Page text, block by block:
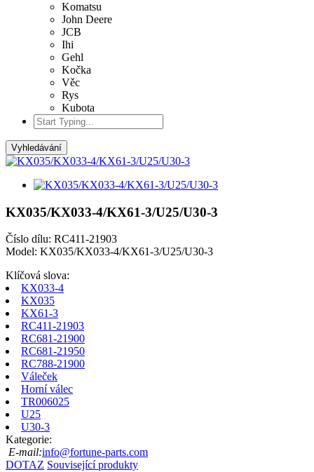
Komatsu
John Deere
JCB
Ihi
Gehl
Kočka
Věc
Rys
Kubota
Vyhledávání
KX035/KX033-4/KX61-3/U25/U30-3
Číslo dílu: RC411-21903
Model: KX035/KX033-4/KX61-3/U25/U30-3
Klíčová slova:
KX033-4
KX035
KX61-3
RC411-21903
RC681-21900
RC681-21950
RC788-21900
Váleček
Horní válec
TR006025
U25
U30-3
Kategorie:
E-mail:info@fortune-parts.com
DOTAZ Související produkty